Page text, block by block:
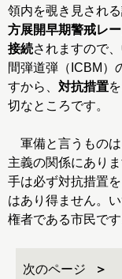
領内を覗き見され
方展開早期警戒レ
接続されますので
間弾道弾（ICBM）
すから、 対抗措置
切なところです。
軍備と言うものは
主義の関係にあり
手は必ず対抗措置
はあり得ません。
権者である市民です
次のページ